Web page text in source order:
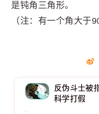
是钝角三角形。
（注：有一个角大于
反伪斗士被
科学打假
.